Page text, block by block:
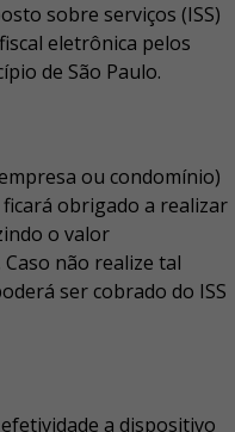
sobre serviços (ISS)
eletrônica pelos
de São Paulo.
ou condomínio)
obrigado a realizar
o valor
não realize tal
ser cobrado do ISS
a dispositivo